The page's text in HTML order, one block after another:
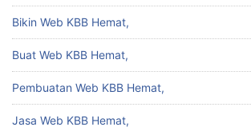
Bikin Web KBB Hemat,
Buat Web KBB Hemat,
Pembuatan Web KBB Hemat,
Jasa Web KBB Hemat,